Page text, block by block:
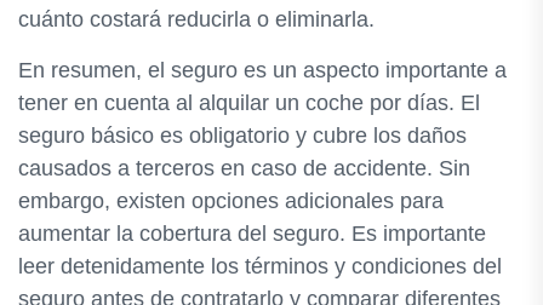
cuánto costará reducirla o eliminarla.
En resumen, el seguro es un aspecto importante a
tener en cuenta al alquilar un coche por días. El
seguro básico es obligatorio y cubre los daños
causados a terceros en caso de accidente. Sin
embargo, existen opciones adicionales para
aumentar la cobertura del seguro. Es importante
leer detenidamente los términos y condiciones del
seguro antes de contratarlo y comparar diferentes